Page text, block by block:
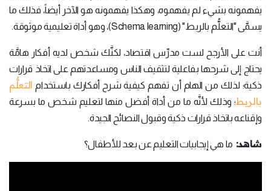
يفهمونه بشيء لم يفهموه، وهكذا يفهمونه هو الآخر أيضاً، فذلك ما
يسمَّى "التعلُّم بالربط" (Schema learning)، وهو أداة تعليمية موثوقة.
أنت على الأرجح لست مدرِّس اقتصاد، لكنَّك شخص لديه أفكار هامَّة
يحتاج إلى شرحها بفاعلية لتثقيف الناس ومساعدتهم على اتخاذ قرارات
ذكية؛ لذلك من الهام أن تفهم كيفية شرح أفكارك باستخدام التعلُّم
بالربط؛ وذلك لأنَّه ما من أداة أفضل منها لتعليم شخص ما بسرعة
وإقناعه باتخاذ قرارات ذكية وقبول النصائح الجيدة.
شاهد: ما هي إيجابيات التعليم عن بعد للأطفال؟